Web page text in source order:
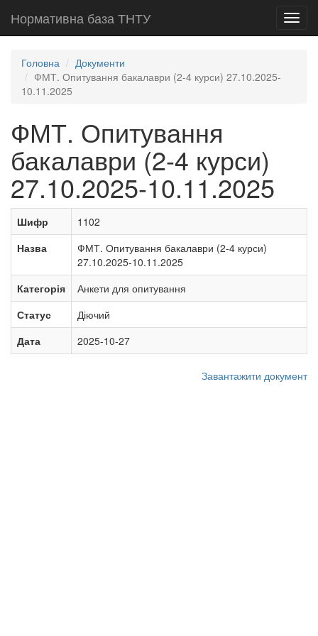
Нормативна база ТНТУ
Головна
Документи
ФМТ. Опитування бакалаври (2-4 курси) 27.10.2025-
10.11.2025
ФМТ. Опитування
бакалаври (2-4 курси)
27.10.2025-10.11.2025
Шифр
1102
Назва
ФМТ. Опитування бакалаври (2-4 курси)
27.10.2025-10.11.2025
Категорія
Анкети для опитування
Статус
Діючий
Дата
2025-10-27
Завантажити документ